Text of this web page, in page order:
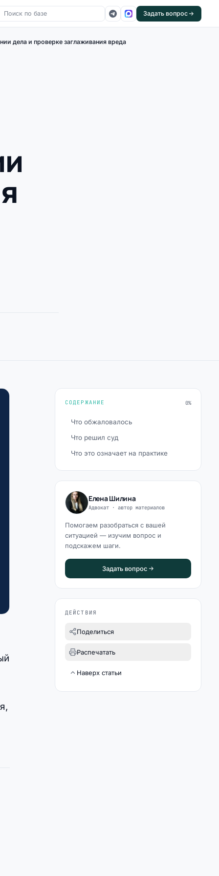
Задать вопрос
дела и проверке заглаживания вреда
СОДЕРЖАНИЕ 0%
Что обжаловалось
Что решил суд
Что это означает на практике
Елена Шилина
Адвокат · автор материалов
Помогаем разобраться с вашей
ситуацией — изучим вопрос и
подскажем шаги.
Задать вопрос
ДЕЙСТВИЯ
Поделиться
Распечатать
Наверх статьи